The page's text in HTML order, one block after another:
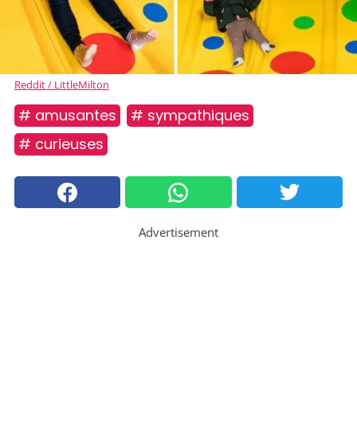
Reddit / LittleMilton
# amusantes
# sympathiques
# curieuses
Advertisement